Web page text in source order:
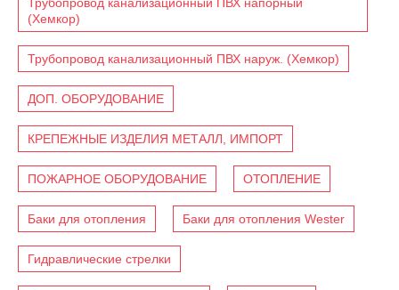
(Хемкор)
Трубопровод канализационный ПВХ наруж. (Хемкор)
ДОП. ОБОРУДОВАНИЕ
КРЕПЕЖНЫЕ ИЗДЕЛИЯ МЕТАЛЛ, ИМПОРТ
ПОЖАРНОЕ ОБОРУДОВАНИЕ ОТОПЛЕНИЕ
Баки для отопления Баки для отопления Wester
Гидравлические стрелки